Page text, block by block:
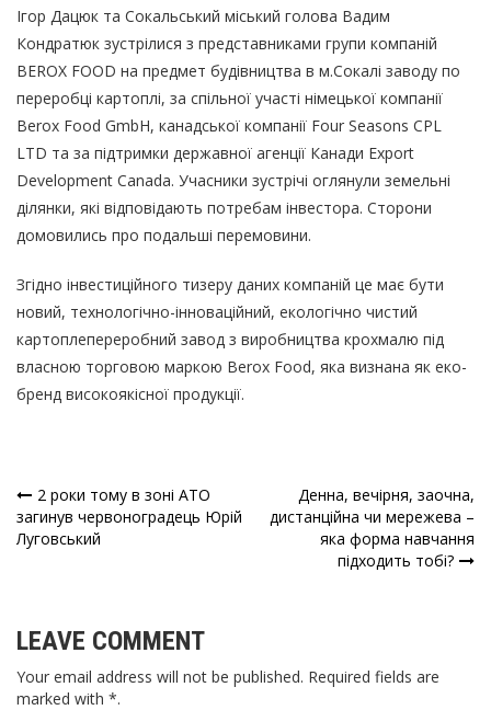
Ігор Дацюк та Сокальський міський голова Вадим
Кондратюк зустрілися з представниками групи компаній
BEROX FOOD на предмет будівництва в м.Сокалі заводу по
переробці картоплі, за спільної участі німецької компанії
Berox Food GmbH, канадської компанії Four Seasons CPL
LTD та за підтримки державної агенції Канади Export
Development Canada. Учасники зустрічі оглянули земельні
ділянки, які відповідають потребам інвестора. Сторони
домовились про подальші перемовини.
Згідно інвестиційного тизеру даних компаній це має бути
новий, технологічно-інноваційний, екологічно чистий
картоплепереробний завод з виробництва крохмалю під
власною торговою маркою Berox Food, яка визнана як еко-
бренд високоякісної продукції.
Навігація
записів
2 роки тому в зоні АТО
загинув червоноградець Юрій
Луговський
Денна, вечірня, заочна,
дистанційна чи мережева –
яка форма навчання
підходить тобі?
LEAVE COMMENT
Your email address will not be published. Required fields are
marked with *.